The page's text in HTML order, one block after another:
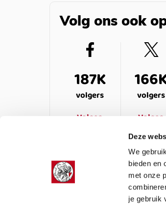
Deze
We
bieden en
met onze
je gebruik
Volg ons ook
187K
volgers
Volgen
volgers
Volgen
OVER